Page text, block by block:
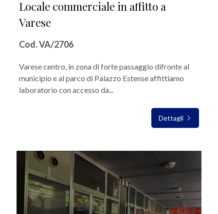
Locale commerciale in affitto a
Varese
Cod. VA/2706
Varese centro, in zona di forte passaggio difronte al
municipio e al parco di Palazzo Estense affittiamo
laboratorio con accesso da...
Dettagli